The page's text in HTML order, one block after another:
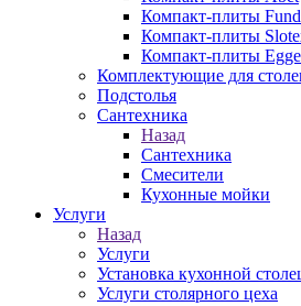
Компакт-плиты
Компакт-плиты
Компакт-плиты
Комплектующие для
Подстолья
Сантехника
Назад
Сантехника
Смесители
Кухонные мойки
Услуги
Назад
Услуги
Установка кухонной
Услуги столярного цеха